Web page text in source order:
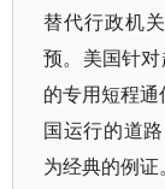
替代行政机
预。美国针
的专用短程通
国运行的道
为经典的例证。